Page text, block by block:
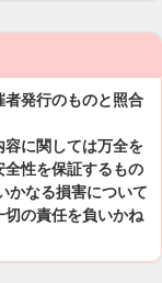
発行のものと照合
に関しては万全を
性を保証するもの
かなる損害について
切の責任を負いかね